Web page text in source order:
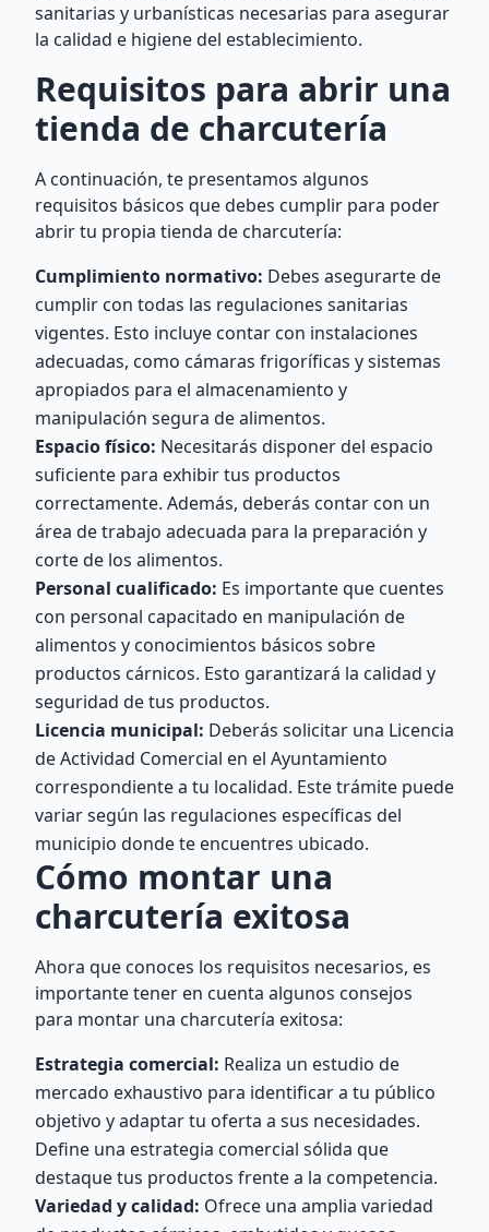
sanitarias y urbanísticas necesarias para asegurar
la calidad e higiene del establecimiento.
Requisitos para abrir una
tienda de charcutería
A continuación, te presentamos algunos
requisitos básicos que debes cumplir para poder
abrir tu propia tienda de charcutería:
Cumplimiento normativo: Debes asegurarte de
cumplir con todas las regulaciones sanitarias
vigentes. Esto incluye contar con instalaciones
adecuadas, como cámaras frigoríficas y sistemas
apropiados para el almacenamiento y
manipulación segura de alimentos.
Espacio físico: Necesitarás disponer del espacio
suficiente para exhibir tus productos
correctamente. Además, deberás contar con un
área de trabajo adecuada para la preparación y
corte de los alimentos.
Personal cualificado: Es importante que cuentes
con personal capacitado en manipulación de
alimentos y conocimientos básicos sobre
productos cárnicos. Esto garantizará la calidad y
seguridad de tus productos.
Licencia municipal: Deberás solicitar una Licencia
de Actividad Comercial en el Ayuntamiento
correspondiente a tu localidad. Este trámite puede
variar según las regulaciones específicas del
municipio donde te encuentres ubicado.
Cómo montar una
charcutería exitosa
Ahora que conoces los requisitos necesarios, es
importante tener en cuenta algunos consejos
para montar una charcutería exitosa:
Estrategia comercial: Realiza un estudio de
mercado exhaustivo para identificar a tu público
objetivo y adaptar tu oferta a sus necesidades.
Define una estrategia comercial sólida que
destaque tus productos frente a la competencia.
Variedad y calidad: Ofrece una amplia variedad